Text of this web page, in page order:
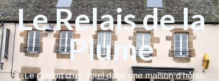
Le Relais de la
Plume
Le confort d’un hotel dans une maison d’hôtes